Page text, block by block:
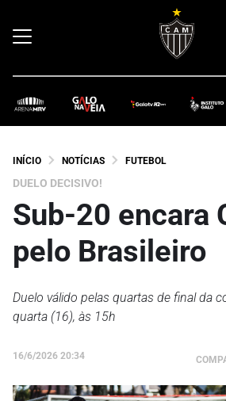
INÍCIO NOTÍCIAS FUTEBOL
DUELO DECISIVO!
Sub-20 encara
pelo Brasileiro
Duelo válido pelas quartas de final da
quarta (16), às 15h
16/6/2026 20:34